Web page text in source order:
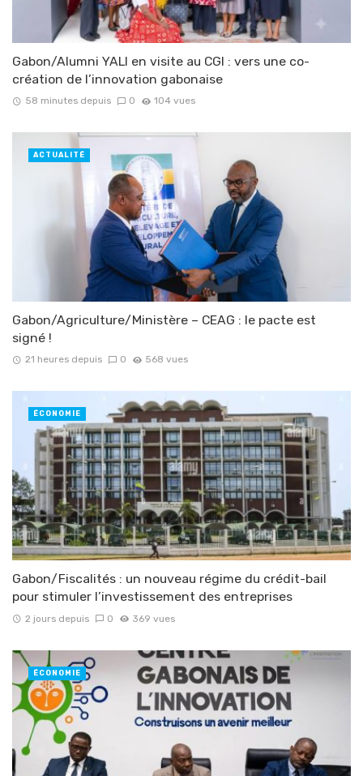
Gabon/Alumni YALI en visite au CGI : vers une co-
création de l’innovation gabonaise
58 minutes depuis 0 104 vues
Gabon/Agriculture/Ministère – CEAG : le pacte est
signé !
21 heures depuis 0 568 vues
ACTUALITÉ
Gabon/Fiscalités : un nouveau régime du crédit-bail
pour stimuler l’investissement des entreprises
2 jours depuis 0 369 vues
ÉCONOMIE
ÉCONOMIE